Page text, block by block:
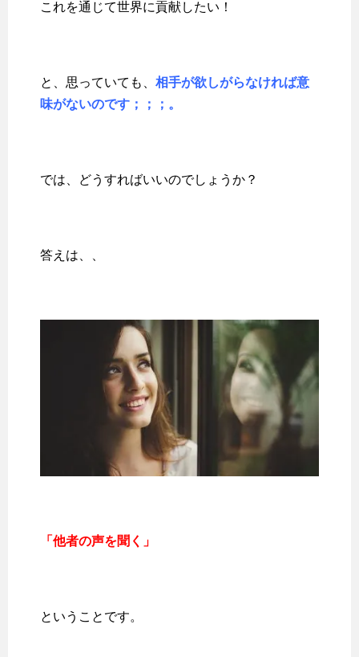
これを通じて世界に貢献したい！
と、思っていても、 相手が欲しがらなければ意
味がないのです；；；。
では、どうすればいいのでしょうか？
答えは、、
「他者の声を聞く」
ということです。